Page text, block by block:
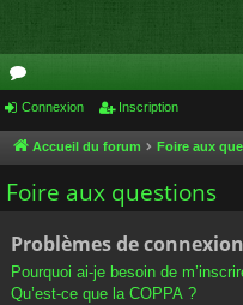
or
u
m
Connexion Inscription
Accueil du forum Foire aux
Foire aux questions
Problèmes de
Pourquoi ai-je besoin de
Qu’est-ce que la COPPA ?